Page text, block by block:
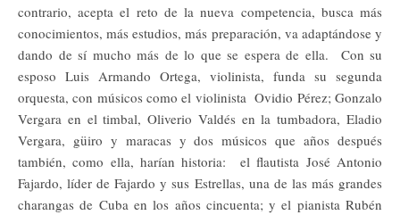
contrario, acepta el reto de la nueva competencia, busca más
conocimientos, más estudios, más preparación, va adaptándose y
dando de sí mucho más de lo que se espera de ella. Con su
esposo Luis Armando Ortega, violinista, funda su segunda
orquesta, con músicos como el violinista Ovidio Pérez; Gonzalo
Vergara en el timbal, Oliverio Valdés en la tumbadora, Eladio
Vergara, güiro y maracas y dos músicos que años después
también, como ella, harían historia: el flautista José Antonio
Fajardo, líder de Fajardo y sus Estrellas, una de las más grandes
charangas de Cuba en los años cincuenta; y el pianista Rubén